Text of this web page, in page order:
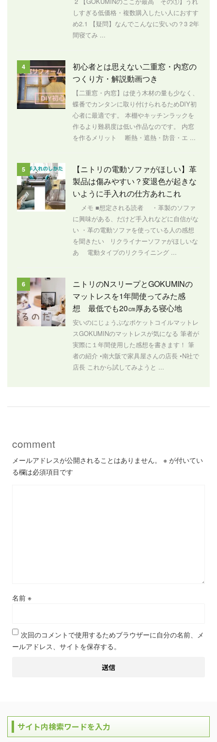
しすぎる低価格・複数購入したい人におすす
め2.1 【疑問】なんでこんなに安いの？3 2年
間寝てみ ...
4
初心者とは思えない二重窓・内窓の
つくり方・解説動画つき
【二重窓・内窓】は使う木材の量も少なく、
蝶番でカンタンに取り付けられるためDIY初
心者に最適です。 本棚やキッチンラックを
作るより難易度は低い作品なのです。 内窓
を作るメリット 断熱・遮熱・防音・エ ...
5
【ニトリの電動ソファがほしい】革
製品は傷みやすい？変退色が起きな
いように手入れの仕方あれこれ
メモ ■想定される読者 ・革製のソファ
に興味がある、だけど手入れなどに自信がな
い ・革の電動ソファを使っている人の感想
を聞きたい リクライナーソファがほしいな
あ 電動タイプのリクライニング ...
6
ニトリのNスリープとGOKUMINの
マットレスを1年間使ってみた感
想 最低でも20㎝厚ある寝心地
安いのにじょうぶなポケットコイルマットレ
スGOKUMINのマットレスが気になる 筆者が
実際に１年間使用した感想を書きます！ 筆
者の紹介 •南大阪で家具屋さんの店長 •N社で
店長 これから試してみようと ...
comment
メールアドレスが公開されることはありません。 ※ が付いてい
る欄は必須項目です
名前 ※
次回のコメントで使用するためブラウザーに自分の名前、メ
ールアドレス、サイトを保存する。
サイト内検索ワードを入力